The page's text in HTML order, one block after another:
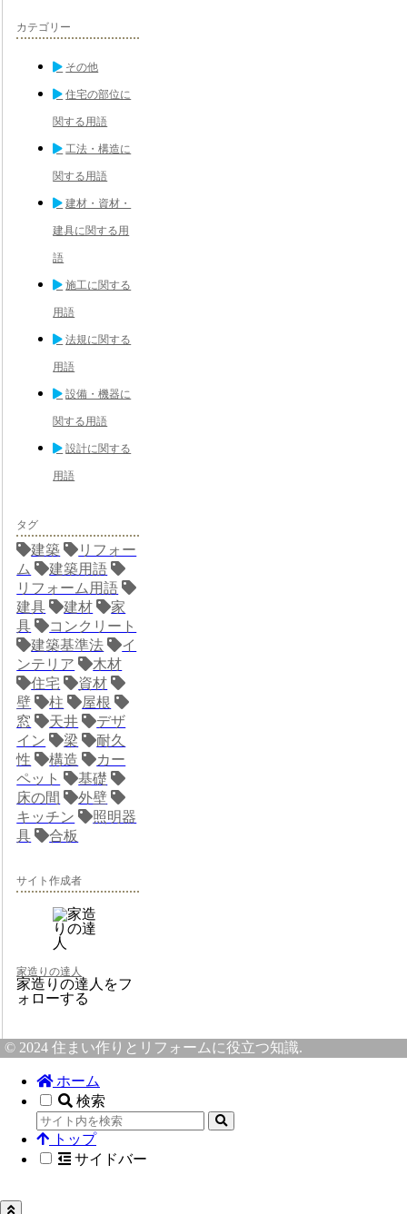
カテゴリー
その他
住宅の部位に
関する用語
工法・構造に
関する用語
建材・資材・
建具に関する用
語
施工に関する
用語
法規に関する
用語
設備・機器に
関する用語
設計に関する
用語
タグ
建築
リフォー
ム
建築用語
リフォーム用語
建具
建材
家
具
コンクリート
建築基準法
イ
ンテリア
木材
住宅
資材
壁
柱
屋根
窓
天井
デザ
イン
梁
耐久
性
構造
カー
ペット
基礎
床の間
外壁
キッチン
照明器
具
合板
サイト作成者
家造りの達人
家造りの達人をフ
ォローする
© 2024 住まい作りとリフォームに役立つ知識.
ホーム
検索
トップ
サイドバー